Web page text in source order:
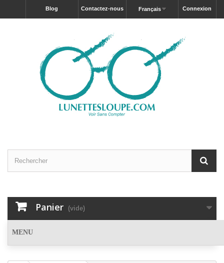
Connexion
Français
Contactez-nous
blog
Panier (vide)
MENU